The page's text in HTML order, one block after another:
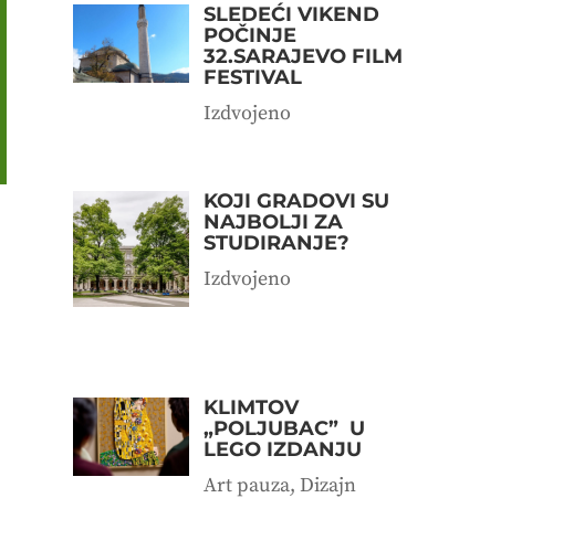
SLEDEĆI VIKEND
POČINJE
32.SARAJEVO FILM
FESTIVAL
Izdvojeno
KOJI GRADOVI SU
NAJBOLJI ZA
STUDIRANJE?
Izdvojeno
KLIMTOV
„POLJUBAC” U
LEGO IZDANJU
Art pauza, Dizajn